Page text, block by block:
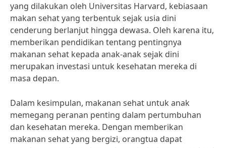
yang dilakukan oleh Universitas Harvard, kebiasaan
makan sehat yang terbentuk sejak usia dini
cenderung berlanjut hingga dewasa. Oleh karena itu,
memberikan pendidikan tentang pentingnya
makanan sehat kepada anak-anak sejak dini
merupakan investasi untuk kesehatan mereka di
masa depan.
Dalam kesimpulan, makanan sehat untuk anak
memegang peranan penting dalam pertumbuhan
dan kesehatan mereka. Dengan memberikan
makanan sehat yang bergizi, orangtua dapat